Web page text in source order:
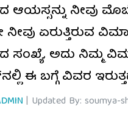
ಆಯಸ್ಸನ್ನು ನೀವು
ಏರುತ್ತಿರುವ
ಸಂಖ್ಯೆ. ಅದು ನಿಮ್ಮ
ಈ ಬಗ್ಗೆ ವಿವರ
| Updated By: soumya-